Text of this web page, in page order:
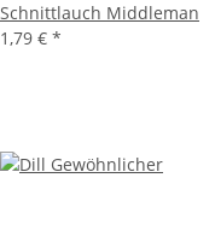
Schnittlauch Middleman
1,79 € *